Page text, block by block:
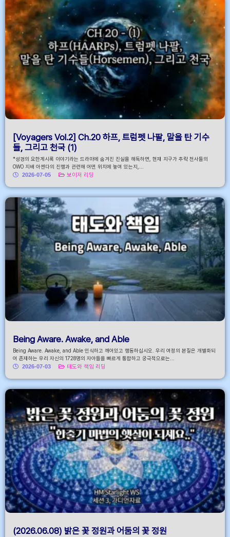
[Voyagers Vol.2] Ch.20 하프, 트럼펫 나팔, 말을 탄 기수
들, 그리고 천국 (1)
*성경의 요한계시록 이야기라는 드라마에 숨겨진 진실을 해독하면, 현재 지구가 추락 천사들의
OWO 지배 아젠다의 진행과 관련해 어떤 위치에 놓여 있는지,...
2026-07-05
보이저 리딩
Being Aware. Awake, and Able
Being Aware. Awake, and Able 인식하고 깨어있고 행동하십시오. 우리 여정의 본질은 개별화되
어 존재하는 우리 자신의 1728명의 자아들을 빠르게 통합하고 궁극적으로는...
2026-07-03
태도와 책임 리딩
(2026.06.08) 밝은 꽃 정원과 어둠의 꽃 정원